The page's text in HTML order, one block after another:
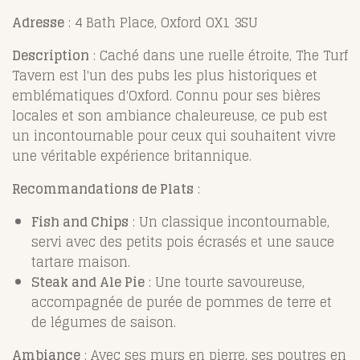
Adresse : 4 Bath Place, Oxford OX1 3SU
Description : Caché dans une ruelle étroite, The Turf
Tavern est l'un des pubs les plus historiques et
emblématiques d'Oxford. Connu pour ses bières
locales et son ambiance chaleureuse, ce pub est
un incontournable pour ceux qui souhaitent vivre
une véritable expérience britannique.
Recommandations de Plats :
Fish and Chips : Un classique incontournable,
servi avec des petits pois écrasés et une sauce
tartare maison.
Steak and Ale Pie : Une tourte savoureuse,
accompagnée de purée de pommes de terre et
de légumes de saison.
Ambiance : Avec ses murs en pierre, ses poutres en